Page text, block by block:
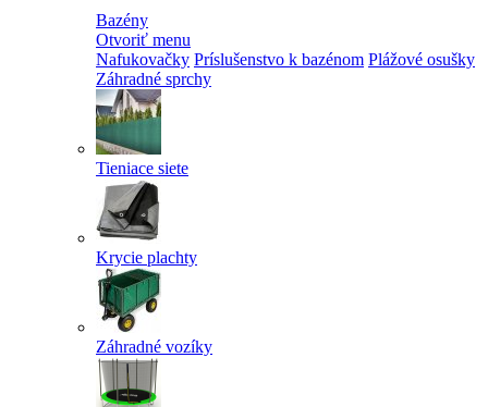
Bazény
Otvoriť menu
Nafukovačky Príslušenstvo k bazénom Plážové osušky
Záhradné sprchy
Tieniace siete
Krycie plachty
Záhradné vozíky